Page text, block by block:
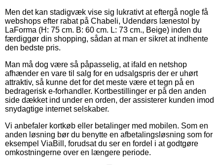
Men det kan stadigvæk vise sig lukrativt at eftergå nogle få
webshops efter rabat på Chabeli, Udendørs lænestol by
LaForma (H: 75 cm. B: 60 cm. L: 73 cm., Beige) inden du
færdiggør din shopping, sådan at man er sikret at indhente
den bedste pris.
Man må dog være så påpasselig, at ifald en netshop
afhænder en vare til salg for en udsalgspris der er uhørt
attraktiv, så kunne det for det meste være et tegn på en
bedragerisk e-forhandler. Kortbestillinger er på den anden
side dækket ind under en orden, der assisterer kunden imod
snydagtige internet selskaber.
Vi anbefaler kortkøb eller betalinger med mobilen. Som en
anden løsning bør du benytte en afbetalingsløsning som for
eksempel ViaBill, forudsat du ser en fordel i at godtgøre
omkostningerne over en længere periode.